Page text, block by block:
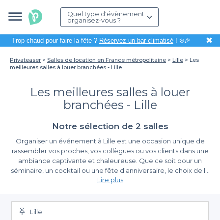
Quel type d'évènement
organisez-vous ?
Trop chaud pour faire la fête ? Réservez un bar climatisé! ❄️🎉 ✖
Privateaser Salles de location en France métropolitaine Lille
Les
meilleures salles à louer branchées - Lille
Les meilleures salles à louer
branchées - Lille
Notre sélection de 2 salles
Organiser un événement à Lille est une occasion unique de
rassembler vos proches, vos collègues ou vos clients dans une
ambiance captivante et chaleureuse. Que ce soit pour un
séminaire, un cocktail ou une fête d'anniversaire, le choix de la
salle est primordial pour garantir le succès de votre projet.
modernité et confort. Grâce à Privateaser, nous vous facilitons la
tâche et vous aidons à trouver les meilleures salles à louer qui
Un choix diversifié d'espaces modernes
Sur Privateaser, nous avons rassemblé une sélection pointue de
Lire plus
Lille